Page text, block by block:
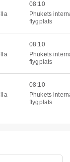
08:10
Phukets
flygplats
08:10
Phukets
flygplats
08:10
Phukets
flygplats